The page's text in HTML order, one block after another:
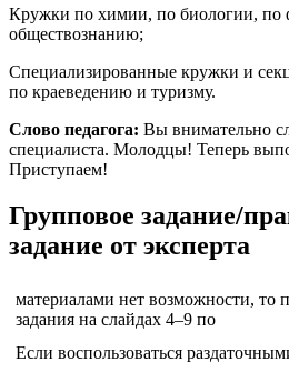
Кружки по химии, по биологии, по
обществознанию;
Специализированные кружки и
по краеведению и туризму.
Слово педагога: Вы внимательно
специалиста. Молодцы! Теперь
Приступаем!
Групповое задание/
задание от эксперта
материалами нет возможности, то
задания на слайдах 4–9 по
Если воспользоваться